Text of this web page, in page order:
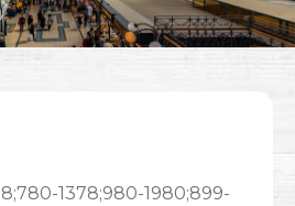
1378;980-1980;899-